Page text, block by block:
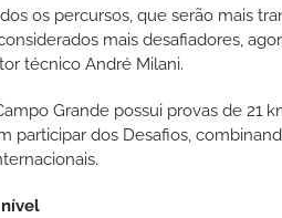
os percursos, que serão mais
mais desafiadores,
técnico André Milani.
Grande possui provas de 21
participar dos Desafios,